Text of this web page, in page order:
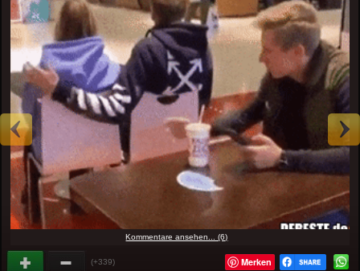
Kommentare ansehen... (6)
(+339) Merken